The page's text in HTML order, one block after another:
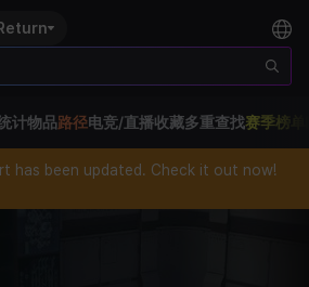
计物品路径电竞/直播收藏多重查找赛季榜单
has been updated. Check it out now!